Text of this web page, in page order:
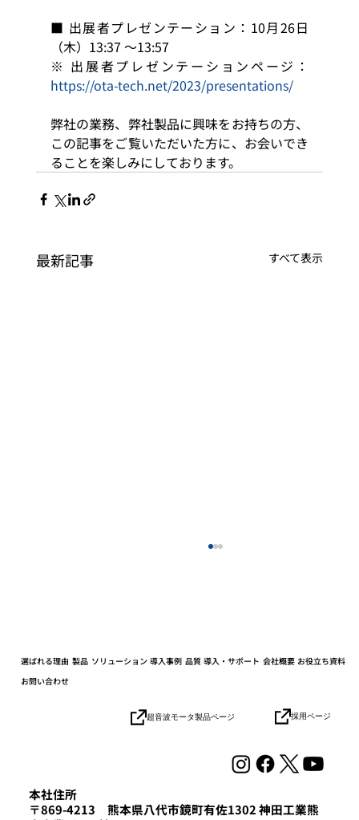
■ 出展者プレゼンテーション：10月26日
（木）13:37 ～13:57
※ 出展者プレゼンテーションページ：
https://ota-tech.net/2023/presentations/
弊社の業務、弊社製品に興味をお持ちの方、
この記事をご覧いただいた方に、お会いでき
ることを楽しみにしております。
最新記事 すべて表示
Webサイトを全面リニューアル
本社住所
〒869-4213 熊本県八代市鏡町有佐1302 神田工業熊
選ばれる理由 製品 ソリューション 導入事例 品質 導入・サポート 会社概要 お役立ち資料
お問い合わせ
超音波モータ製品ページ 採用ページ